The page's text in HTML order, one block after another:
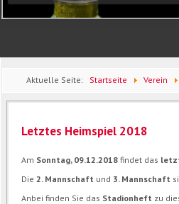
Aktuelle Seite: Startseite Verein
Letztes Heimspiel 2018
Am Sonntag, 09.12.2018findet das
Die 2. Mannschaft und 3. Mannschaft
Anbei finden Sie das Stadionheft zu